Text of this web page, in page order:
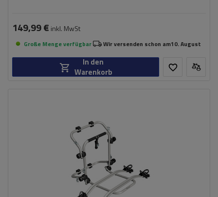
149,99 € inkl. MwSt
Große Menge verfügbar Wir versenden schon am10. August
In den
Warenkorb
45 kg
kompatibel mit Elektrofahrrädern
Aluminiumkonstruktion